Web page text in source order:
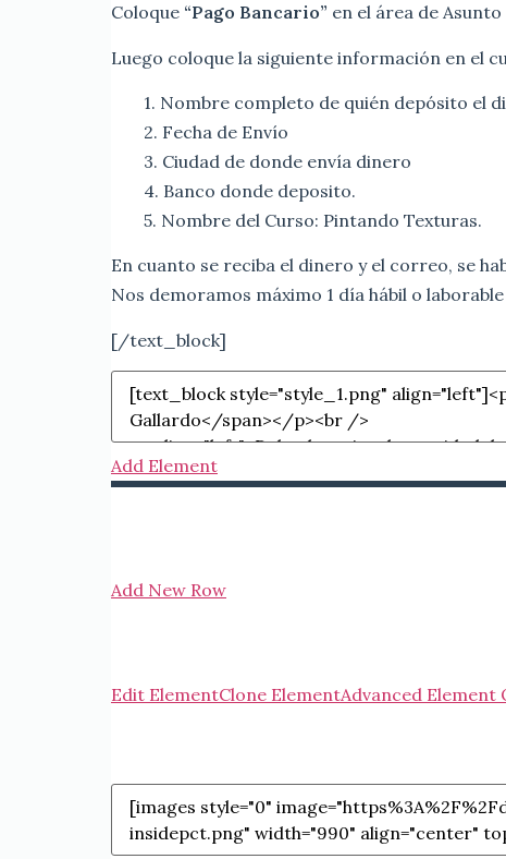
Coloque “Pago Bancario” en el área de Asunto
Luego coloque la siguiente información en el
1. Nombre completo de quién depósito el
2. Fecha de Envío
3. Ciudad de donde envía dinero
4. Banco donde deposito.
5. Nombre del Curso: Pintando Texturas.
En cuanto se reciba el dinero y el correo, se
Nos demoramos máximo 1 día hábil o
[/text_block]
Add Element
Add New Row
Edit ElementClone ElementAdvanced Element